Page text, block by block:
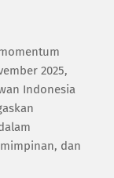
2025,
Indonesia
dan